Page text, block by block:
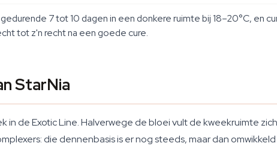
7 tot 10 dagen in een donkere ruimte bij 18–20°C, en
tot z'n recht na een goede cure.
StarNia
in de Exotic Line. Halverwege de bloei vult de kweekruimte
die dennenbasis is er nog steeds, maar dan